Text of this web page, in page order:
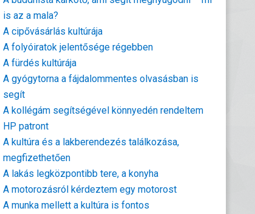
is az a mala?
A cipővásárlás kultúrája
A folyóiratok jelentősége régebben
A fürdés kultúrája
A gyógytorna a fájdalommentes olvasásban is
segít
A kollégám segítségével könnyedén rendeltem
HP patront
A kultúra és a lakberendezés találkozása,
megfizethetően
A lakás legközpontibb tere, a konyha
A motorozásról kérdeztem egy motorost
A munka mellett a kultúra is fontos